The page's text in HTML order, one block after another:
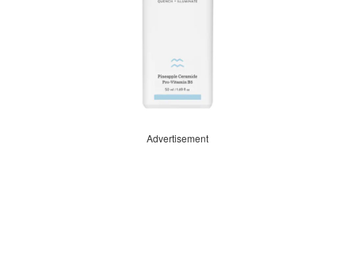
Advertisement